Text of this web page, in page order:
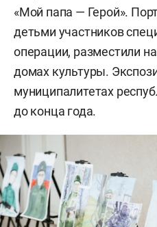
«Мой папа — Герой».
детьми участников
операции, разместили
домах культуры.
муниципалитетах
до конца года.